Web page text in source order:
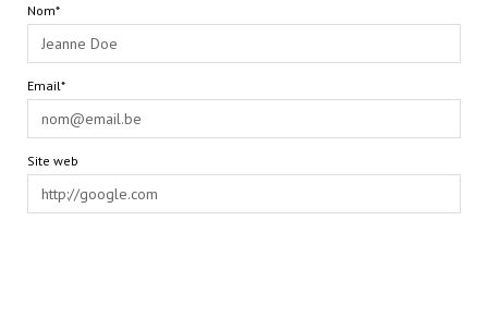
Nom*
Email*
Site web